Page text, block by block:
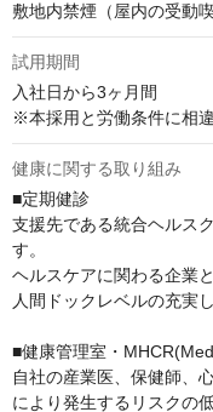
敷地内禁煙（屋内の受動
試用期間
入社日から3ヶ月間
※本採用と労働条件に相
健康に関する取り組み
■定期健診
⽀援先である統合ヘルス
す。
ヘルスケアに関わる企業
人間ドックレベルの充実
■健康管理室・
自社の産業医、保健師、
により発生するリスクの